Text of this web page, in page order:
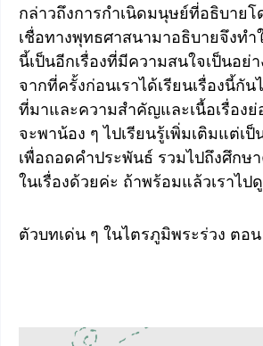
กล่าวถึงการกำเนิดมนุษย์ที่อธิบาย
เชื่อทางพุทธศาสนามาอธิบายจึงทำ
นี้เป็นอีกเรื่องที่มีความสนใจเป็นอย่
จากที่ครั้งก่อนเราได้เรียนเรื่องนี้กั
ที่มาและความสำคัญและเนื้อเรื่องย่
จะพาน้อง ๆ ไปเรียนรู้เพิ่มเติมแต่เป็
เพื่อถอดคำประพันธ์ รวมไปถึงศึก
ในเรื่องด้วยค่ะ ถ้าพร้อมแล้วเราไป
ตัวบทเด่น ๆ ในไตรภูมิพระร่วง ตอ